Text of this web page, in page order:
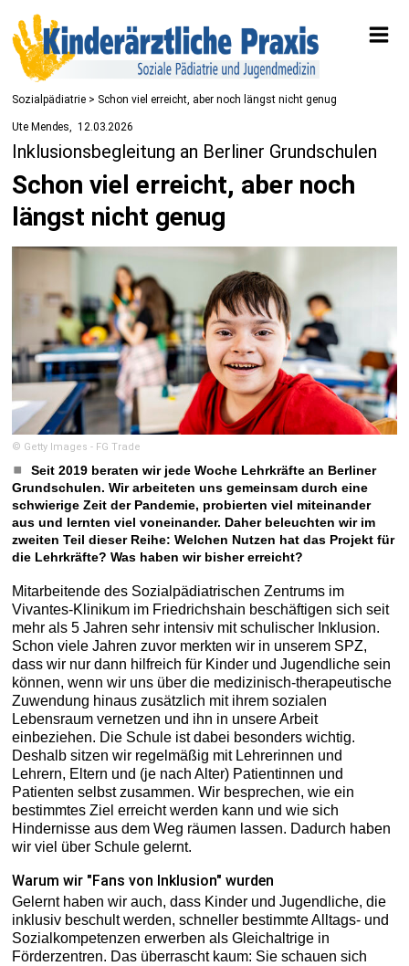
Sozialpädiatrie > Schon viel erreicht, aber noch längst nicht genug
Ute Mendes 12.03.2026
Inklusionsbegleitung an Berliner Grundschulen
Schon viel erreicht, aber noch
längst nicht genug
© Getty Images - FG Trade
Seit 2019 beraten wir jede Woche Lehrkräfte an Berliner
Grundschulen. Wir arbeiteten uns gemeinsam durch eine
schwierige Zeit der Pandemie, probierten viel miteinander
aus und lernten viel voneinander. Daher beleuchten wir im
zweiten Teil dieser Reihe: Welchen Nutzen hat das Projekt für
die Lehrkräfte? Was haben wir bisher erreicht?
Mitarbeitende des Sozialpädiatrischen Zentrums im
Vivantes-Klinikum im Friedrichshain beschäftigen sich seit
mehr als 5 Jahren sehr intensiv mit schulischer Inklusion.
Schon viele Jahren zuvor merkten wir in unserem SPZ,
dass wir nur dann hilfreich für Kinder und Jugendliche sein
können, wenn wir uns über die medizinisch-therapeutische
Zuwendung hinaus zusätzlich mit ihrem sozialen
Lebensraum vernetzen und ihn in unsere Arbeit
einbeziehen. Die Schule ist dabei besonders wichtig.
Deshalb sitzen wir regelmäßig mit Lehrerinnen und
Lehrern, Eltern und (je nach Alter) Patientinnen und
Patienten selbst zusammen. Wir besprechen, wie ein
bestimmtes Ziel erreicht werden kann und wie sich
Hindernisse aus dem Weg räumen lassen. Dadurch haben
wir viel über Schule gelernt.
Warum wir "Fans von Inklusion" wurden
Gelernt haben wir auch, dass Kinder und Jugendliche, die
inklusiv beschult werden, schneller bestimmte Alltags- und
Sozialkompetenzen erwerben als Gleichaltrige in
Förderzentren. Das überrascht kaum: Sie schauen sich